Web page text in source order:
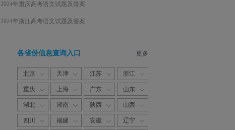
2024年重庆高考语文试题及答案
2024年浙江高考语文试题及答案
各省份信息查询入口 更多
北京 天津 江苏 浙江
重庆 上海 广东 山东
湖北 湖南 陕西 山西
四川 福建 安徽 辽宁